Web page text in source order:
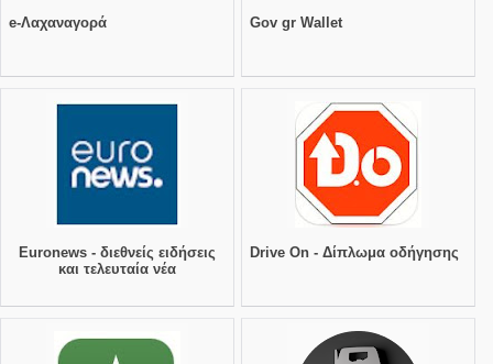
e-Λαχαναγορά Gov gr Wallet
Euronews - διεθνείς ειδήσεις
και τελευταία νέα
Drive On - Δίπλωμα οδήγησης